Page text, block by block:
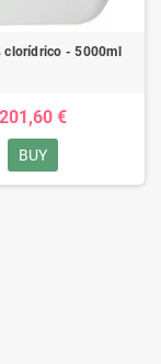
clorídrico - 5000ml
201,60 €
BUY